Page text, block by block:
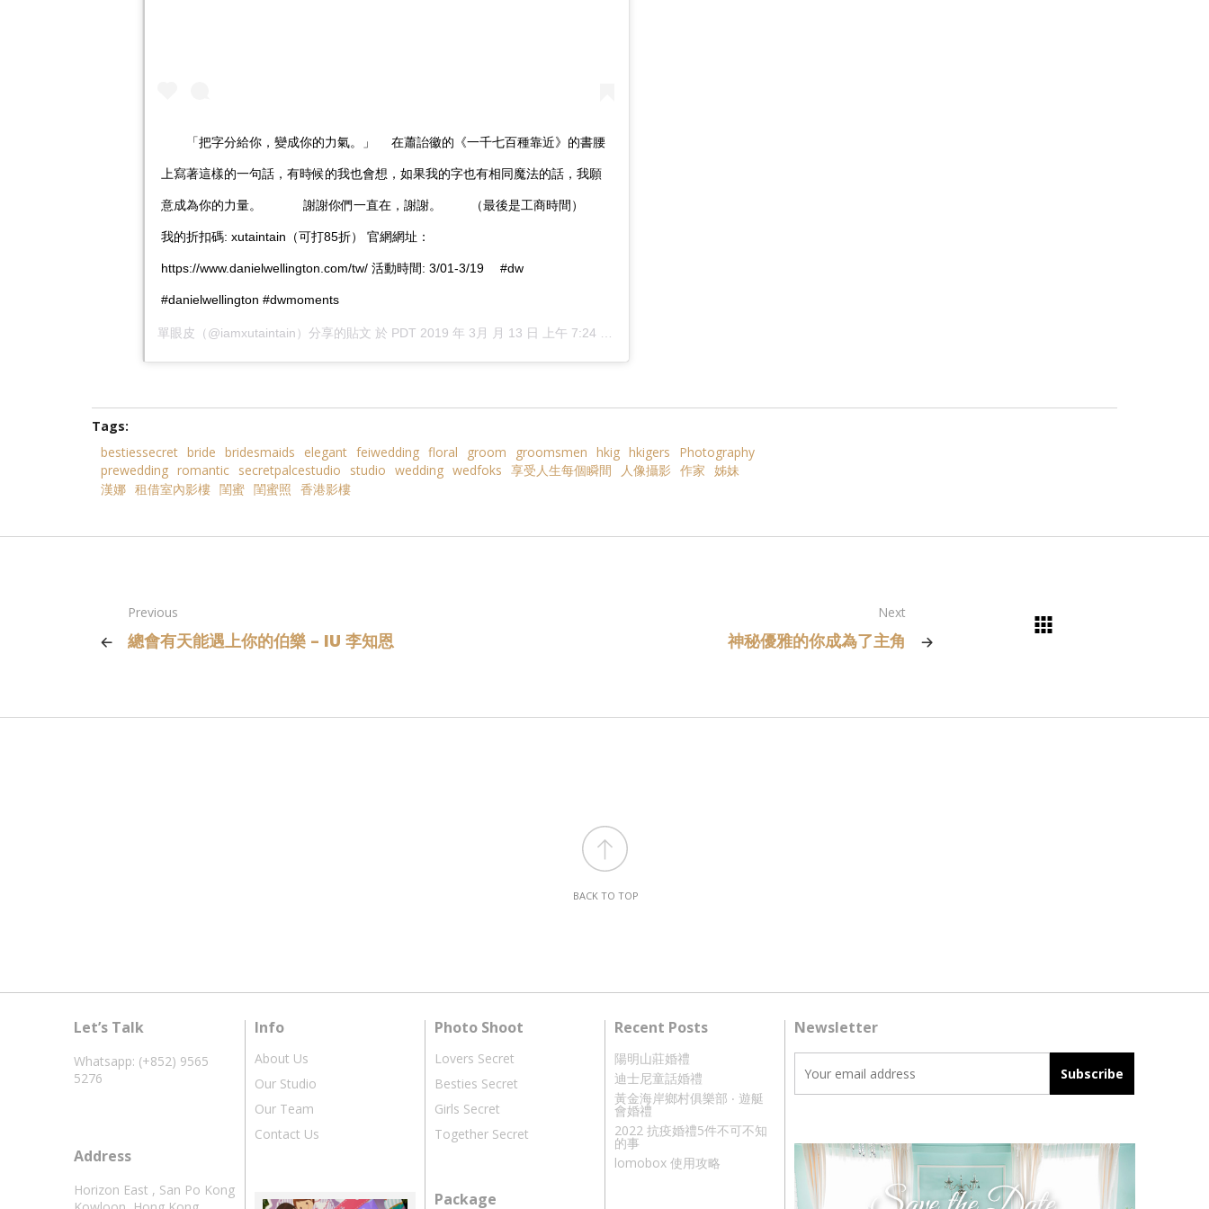
⠀ ⠀ 「把字分給你，變成你的力氣。」 ⠀ 在蕭詒徽的《一千七百種靠近》的書腰
上寫著這樣的一句話，有時候的我也會想，如果我的字也有相同魔法的話，我願
意成為你的力量。 ⠀ ⠀ ⠀ 謝謝你們一直在，謝謝。 ⠀ ⠀ （最後是工商時間） ⠀
我的折扣碼: xutaintain（可打85折） 官網網址：
https://www.danielwellington.com/tw/ 活動時間: 3/01-3/19 ⠀ #dw
#danielwellington #dwmoments
單眼皮 （@iamxutaintain）分享的貼文 於 PDT 2019 年 3月 月 13 日 上午 7:24
Tags:
bestiessecret bride bridesmaids elegant feiwedding floral groom groomsmen hkig hkigers
Photography
prewedding romantic secretpalcestudio studio wedding wedfoks 享受人生每個瞬間 人像攝影 作家 姊妹
漢娜 租借室內影樓 閨蜜 閨蜜照 香港影樓
Previous
總會有天能遇上你的伯樂 – IU 李知恩
Next
神秘優雅的你成為了主角
BACK TO TOP
Let’s Talk
Whatsapp: (+852) 9565
5276
Address
Horizon East , San Po Kong
Info
About Us
Our Studio
Our Team
Contact Us
Photo Shoot
Lovers Secret
Besties Secret
Girls Secret
Together Secret
Package
Recent Posts
陽明山莊婚禮
迪士尼童話婚禮
黃金海岸鄉村俱樂部 ‧ 遊艇
會婚禮
2022 抗疫婚禮5件不可不知
的事
lomobox 使用攻略
Newsletter